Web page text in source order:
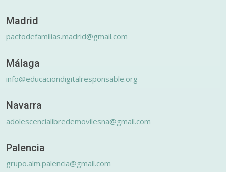
Madrid
pactodefamilias.madrid@gmail.com
Málaga
info@educaciondigitalresponsable.org
Navarra
adolescencialibredemovilesna@gmail.com
Palencia
grupo.alm.palencia@gmail.com